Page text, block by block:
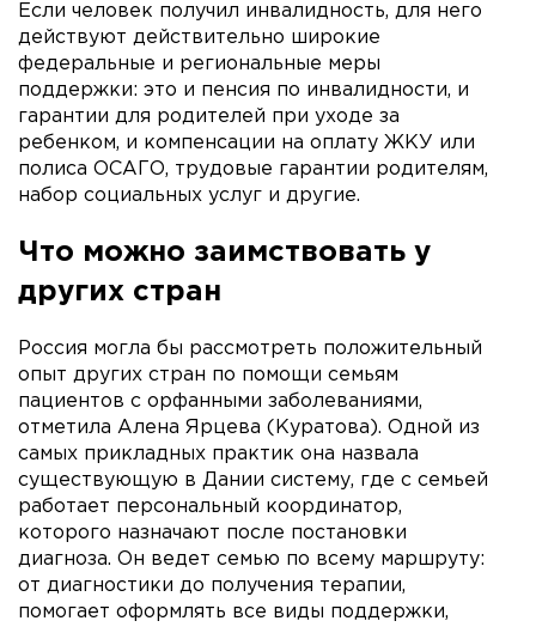
Если человек получил инвалидность, для него
действуют действительно широкие
федеральные и региональные меры
поддержки: это и пенсия по инвалидности, и
гарантии для родителей при уходе за
ребенком, и компенсации на оплату ЖКУ или
полиса ОСАГО, трудовые гарантии родителям,
набор социальных услуг и другие.
Что можно заимствовать у
других стран
Россия могла бы рассмотреть положительный
опыт других стран по помощи семьям
пациентов с орфанными заболеваниями,
отметила Алена Ярцева (Куратова). Одной из
самых прикладных практик она назвала
существующую в Дании систему, где с семьей
работает персональный координатор,
которого назначают после постановки
диагноза. Он ведет семью по всему маршруту:
от диагностики до получения терапии,
помогает оформлять все виды поддержки,